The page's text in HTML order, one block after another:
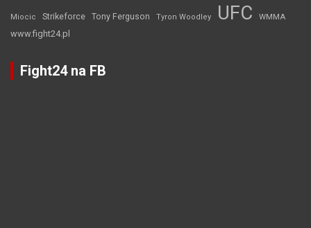
Miocic Strikeforce Tony Ferguson Tyron Woodley UFC WMMA
www.fight24.pl
Fight24 na FB